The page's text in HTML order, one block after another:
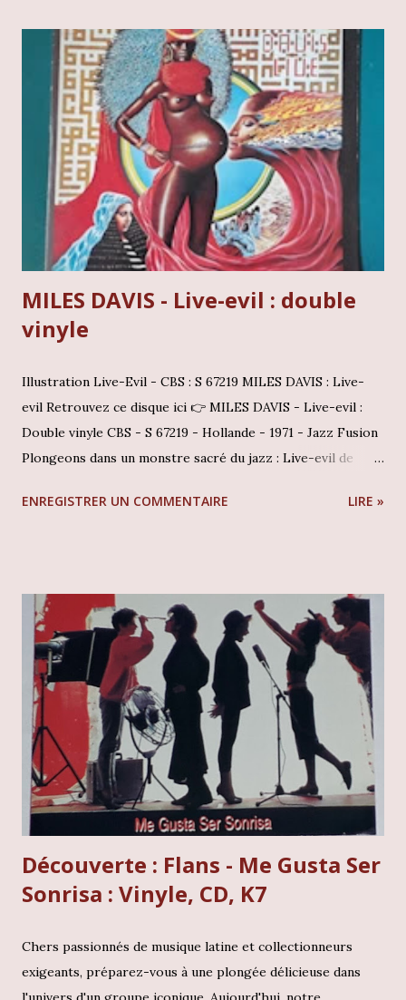
privilège rare. Cet album est bien plus qu'un disque de
"Nueva Canción" ; c'est un manifeste philosophique mis en
musique, capturant l'essence d'un homme qui se définissait
lui-même comme un "vagabond de Dieu". Facundo Cabral -
Palacio De Bellas Artes : (cliquez l'image pour les détails)
Contexte et écoute L'album Palacio De Bellas Artes
constitue un document historique essentiel pour quiconque
MILES DAVIS - Live-evil : double
vinyle
Illustration Live-Evil - CBS : S 67219 MILES DAVIS : Live-
evil Retrouvez ce disque ici 👉 MILES DAVIS - Live-evil :
Double vinyle CBS - S 67219 - Hollande - 1971 - Jazz Fusion
Plongeons dans un monstre sacré du jazz : Live-evil de
tête première dans un monstre sacré du jazz : Live-evil de
une immersion totale dans la période la plus audacieuse du
trompettiste, celle où le jazz fusion n'avait plus aucune
limite et fonçait tête baissée vers l'inconnu. Pensez à
Bitches Brew, le choc de 69. Eh bien, seulement deux
petites années plus tard, Miles Davis est revenu pour
enfoncer le clou avec Live-evil, poussant toutes les
frontières encore plus loin. Cet album, c'est un patchwork
génial, un mix savoureux entre l'intimité du studio et l...
ENREGISTRER UN COMMENTAIRE LIRE »
Découverte : Flans - Me Gusta Ser
Sonrisa : Vinyle, CD, K7
Chers passionnés de musique latine et collectionneurs
exigeants, préparez-vous à une plongée délicieuse dans